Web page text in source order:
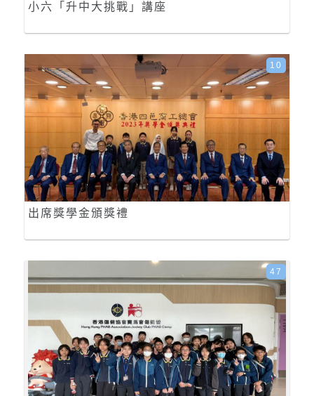
小六「升中大挑戰」講座
出席獎學金頒獎禮
10
47